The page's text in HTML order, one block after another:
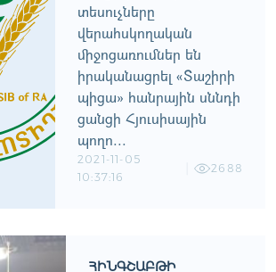
տեսուչները
վերահսկողական
միջոցառումներ են
իրականացրել «Տաշիրի
պիցա» հանրային սննդի
ցանցի Հյուսիսային
պողո...
2021-11-05
10:37:16
2688
ՀԻՆԳՇԱԲԹԻ